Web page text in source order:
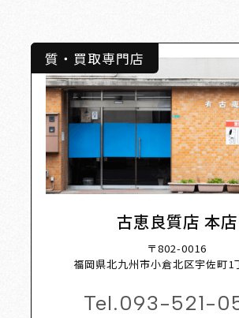
質・買取専門店
古恵良質店 本店
〒802-0016
福岡県北九州市小倉北区宇佐町1
Tel.093-521-